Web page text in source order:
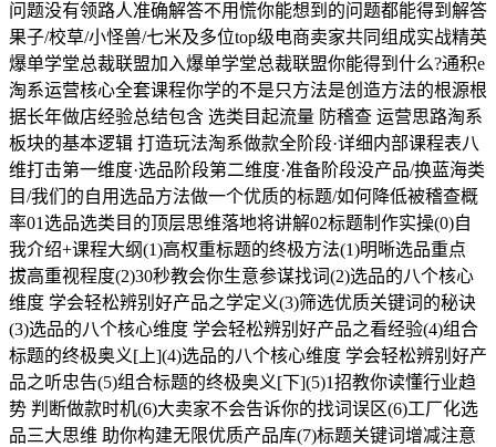
问题没有领路人准确解答不用慌你能想到的问题都能得到解答
果子/校草/小怪兽/七米及多位top级电商卖家共同组成实战精英
爆单学堂总裁联盟加入爆单学堂总裁联盟你能得到什么?通积e
淘系运营核心全套课程你学的不是只方法是创造方法的根源根
据长年做店经验总结包含 选类目起流量 防稽查 运营思路淘系
板块的基本逻辑 打造玩法淘系做款全阶段·详细内部课程表八
维打击第一维度·选品阶段第二维度·准备阶段没产品/换蓝海类
目/我们的自用选品方法做一个优质的标题/如何降低被稽查概
率01选品选类目的顶层思维落地将讲解02标题制作实操(0)自
我介绍+课程大纲(1)高权重标题的终极方法(1)明晰选品重点
拔高重视程度(2)30秒教会你生意参谋找词(2)选品的八个核心
维度 学会轻松辨别好产品之学定义(3)筛选优质关键词的秘诀
(3)选品的八个核心维度 学会轻松辨别好产品之看经验(4)组合
标题的终极奥义[上](4)选品的八个核心维度 学会轻松辨别好产
品之听忠告(5)组合标题的终极奥义[下](5)1招教你读懂行业趋
势 判断做款时机(6)大卖家不会告诉你的找词误区(6)工厂化选
品三大思维 助你构建无限优质产品库(7)标题关键词增减注意